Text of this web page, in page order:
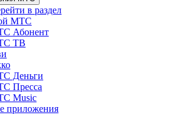
в раздел
МТС
Абонент
ТВ
Деньги
Пресса
Music
приложения